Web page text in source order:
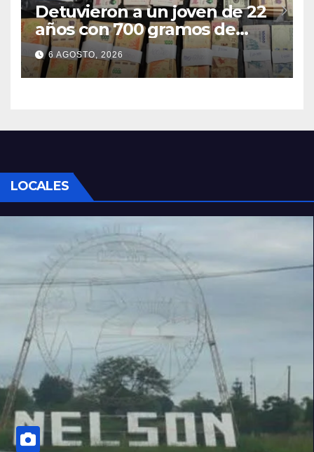
Detuvieron a un joven de 22
años con 700 gramos de
cocaína
6 AGOSTO, 2026
LOCALES